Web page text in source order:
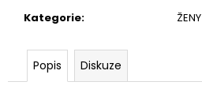
Kategorie: ŽENY
Popis Diskuze